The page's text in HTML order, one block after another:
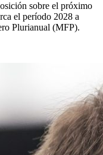
sobre el próximo
el período 2028 a
Plurianual (MFP).